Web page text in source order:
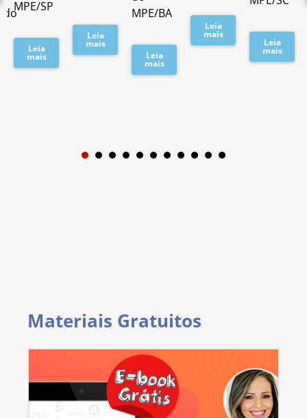
MPE/SP
Leia
mais
Leia
mais
MPE/BA
Leia
mais
Leia
mais
Leia
mais
1 2 3
Materiais Gratuitos